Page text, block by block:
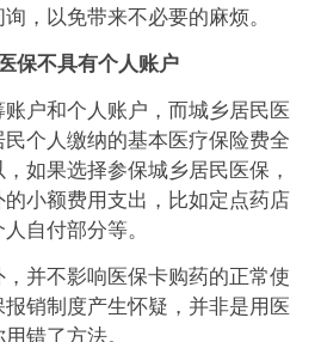
，以免带来不必要的麻烦。
保不具有个人账户
户和个人账户，而城乡居民医
个人缴纳的基本医疗保险费全
如果选择参保城乡居民医保，
小额费用支出，比如定点药店
自付部分等。
并不影响医保卡购药的正常使
销制度产生怀疑，并非是用医
错了方法。